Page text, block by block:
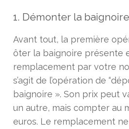
1. Démonter la baignoire
Avant tout, la première
ôter la baignoire présente
remplacement par votre
s’agit de l’opération de
baignoire ». Son prix peut
un autre, mais compter au
euros. Le remplacement